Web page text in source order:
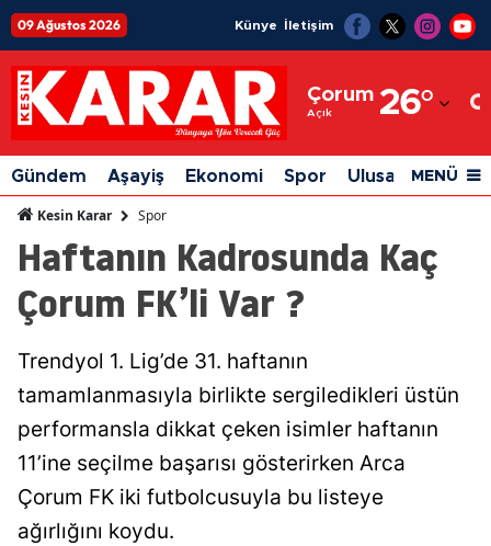
09 Ağustos 2026 Künye İletişim
Çorum
Açık 26°
Adıyaman
Afyonkarahisar
Ağrı
Amasya
Aydın
Balıkesir
Bilecik
Gündem Aşayiş Ekonomi Spor Ulusal Siyaset
MENÜ
Kesin Karar Spor
Haftanın Kadrosunda Kaç
Çorum FK’li Var ?
Trendyol 1. Lig’de 31. haftanın
tamamlanmasıyla birlikte sergiledikleri üstün
performansla dikkat çeken isimler haftanın
11’ine seçilme başarısı gösterirken Arca
Çorum FK iki futbolcusuyla bu listeye
ağırlığını koydu.